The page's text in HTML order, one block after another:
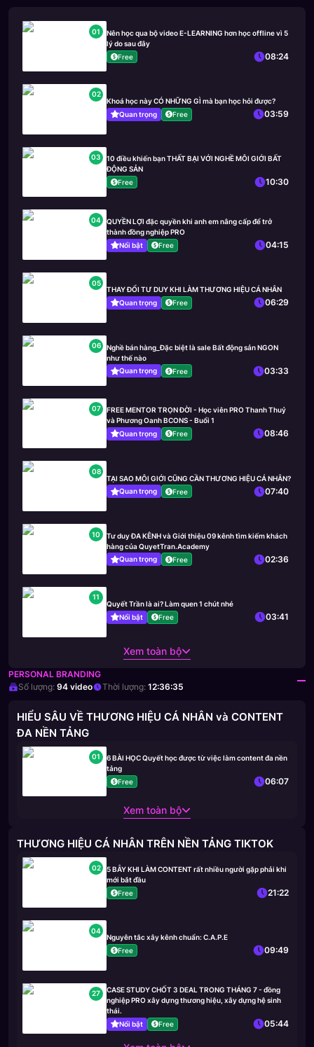
01
Nên học qua bộ video E-LEARNING hơn học offline vì 5
lý do sau đây
Free
08:24
02
Khoá học này CÓ NHỮNG GÌ mà bạn học hỏi được?
Quan trọng
Free 03:59
03
10 điều khiến bạn THẤT BẠI VỚI NGHỀ MÔI GIỚI BẤT
ĐỘNG SẢN
Free
10:30
04
QUYỀN LỢI đặc quyền khi anh em nâng cấp để trở
thành đồng nghiệp PRO
Nổi bật
Free 04:15
05
THAY ĐỔI TƯ DUY KHI LÀM THƯƠNG HIỆU CÁ NHÂN
Quan trọng
Free 06:29
06
Nghề bán hàng_Đặc biệt là sale Bất động sản NGON
như thế nào
Quan trọng
Free 03:33
07
FREE MENTOR TRỌN ĐỜI - Học viên PRO Thanh Thuỷ
và Phương Oanh BCONS - Buổi 1
Quan trọng
Free 08:46
08
TẠI SAO MÔI GIỚI CŨNG CẦN THƯƠNG HIỆU CÁ NHÂN?
Quan trọng
Free 07:40
10
Tư duy ĐA KÊNH và Giới thiệu 09 kênh tìm kiếm khách
hàng của QuyetTran.Academy
Quan trọng
Free 02:36
11
Quyết Trần là ai? Làm quen 1 chút nhé
Nổi bật
Free 03:41
Xem toàn bộ
PERSONAL BRANDING
Số lượng: 94 video Thời lượng: 12:36:35
HIỂU SÂU VỀ THƯƠNG HIỆU CÁ NHÂN và CONTENT
ĐA NỀN TẢNG
01
6 BÀI HỌC Quyết học được từ việc làm content đa nền
tảng
Free
06:07
Xem toàn bộ
THƯƠNG HIỆU CÁ NHÂN TRÊN NỀN TẢNG TIKTOK
02
5 BẪY KHI LÀM CONTENT rất nhiều người gặp phải khi
mới bắt đầu
Free
21:22
04
Nguyên tắc xây kênh chuẩn: C.A.P.E
Free
09:49
27
CASE STUDY CHỐT 3 DEAL TRONG THÁNG 7 - đồng
nghiệp PRO xây dựng thương hiệu, xây dựng hệ sinh
thái.
Nổi bật
Free 05:44